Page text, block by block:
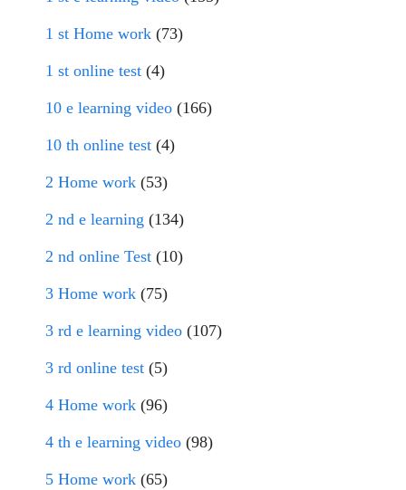
1 st Home work (73)
1 st online test (4)
10 e learning video (166)
10 th online test (4)
2 Home work (53)
2 nd e learning (134)
2 nd online Test (10)
3 Home work (75)
3 rd e learning video (107)
3 rd online test (5)
4 Home work (96)
4 th e learning video (98)
5 Home work (65)